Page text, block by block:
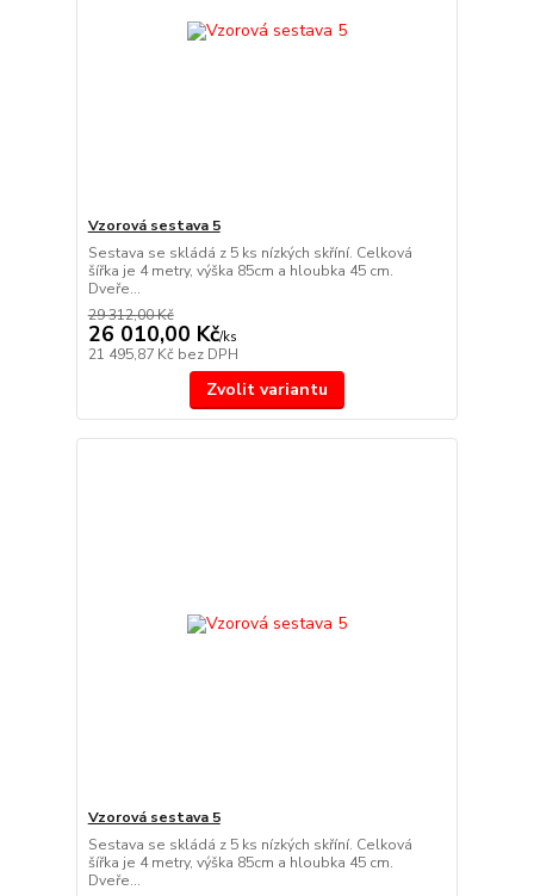
Vzorová sestava 5
Sestava se skládá z 5 ks nízkých skříní. Celková
šířka je 4 metry, výška 85cm a hloubka 45 cm.
Dveře...
29 312,00 Kč
26 010,00 Kč/ks
21 495,87 Kč bez DPH
Zvolit variantu
Vzorová sestava 5
Sestava se skládá z 5 ks nízkých skříní. Celková
šířka je 4 metry, výška 85cm a hloubka 45 cm.
Dveře...